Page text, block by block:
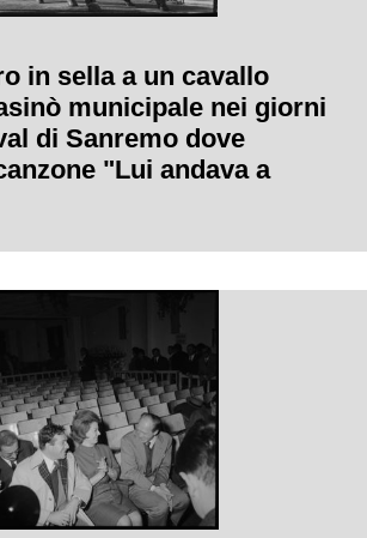
in sella a un cavallo
municipale nei giorni
di Sanremo dove
"Lui andava a